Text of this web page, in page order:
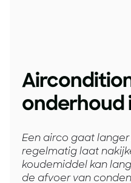
onderhoud
Een airco gaat
regelmatig laat
koudemiddel kan
de afvoer van